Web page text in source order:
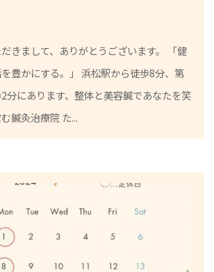
きまして、ありがとうございます。 「健
豊かにする。」 浜松駅から徒歩8分、第
分にあります、整体と美容鍼であなたを笑
鍼灸治療院 た...